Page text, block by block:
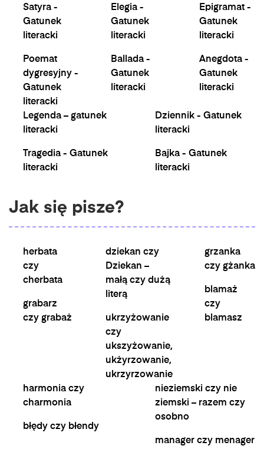
Satyra -
Gatunek
literacki
Poemat
dygresyjny -
Gatunek
literacki
Elegia -
Gatunek
literacki
Ballada -
Gatunek
literacki
Epigramat -
Gatunek
literacki
Anegdota -
Gatunek
literacki
Legenda – gatunek
literacki
Tragedia - Gatunek
literacki
Dziennik - Gatunek
literacki
Bajka - Gatunek
literacki
Jak się pisze?
herbata
czy
cherbata
grabarz
czy grabaż
dziekan czy
Dziekan –
małą czy dużą
literą
ukrzyżowanie
czy
ukszyżowanie,
ukżyrzowanie,
ukrzyrzowanie
grzanka
czy gżanka
blamaż
czy
blamasz
harmonia czy
charmonia
błędy czy błendy
nieziemski czy nie
ziemski – razem czy
osobno
manager czy menager